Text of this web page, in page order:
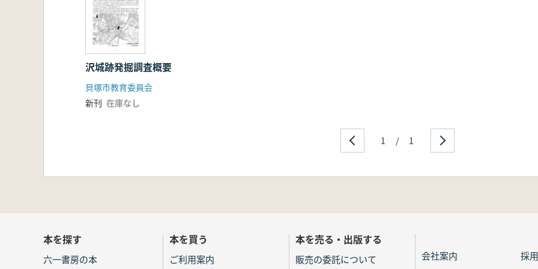
沢城跡発掘調査概要
貝塚市教育委員会
新刊 在庫なし
1 / 1
本を探す
六一書房の本
本を買う
ご利用案内
本を売る・出版する
販売の委託について 会社案内 採